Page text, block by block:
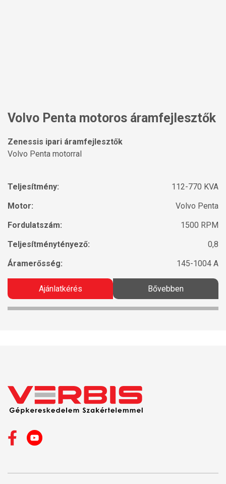
Volvo Penta motoros áramfejlesztők
Zenessis ipari áramfejlesztők
Volvo Penta motorral
Teljesítmény:
112-770 KVA
Motor:
Volvo Penta
Fordulatszám:
1500 RPM
Teljesítménytényező:
0,8
Áramerősség:
145-1004 A
Ajánlatkérés Bővebben